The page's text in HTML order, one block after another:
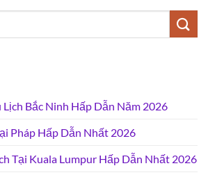
Bắc Ninh Hấp Dẫn Năm 2026
Pháp Hấp Dẫn Nhất 2026
Tại Kuala Lumpur Hấp Dẫn Nhất 2026